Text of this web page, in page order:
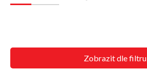
Zobrazit dle filtru